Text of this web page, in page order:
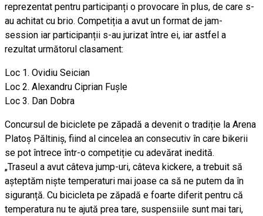
reprezentat pentru participanți o provocare în plus, de care s-
au achitat cu brio. Competiția a avut un format de jam-
session iar participanții s-au jurizat între ei, iar astfel a
rezultat următorul clasament:
Loc 1. Ovidiu Seician
Loc 2. Alexandru Ciprian Fușle
Loc 3. Dan Dobra
Concursul de biciclete pe zăpadă a devenit o tradiție la Arena
Platoș Păltiniș, fiind al cincelea an consecutiv în care bikerii
se pot întrece într-o competiție cu adevărat inedită.
„Traseul a avut câteva jump-uri, câteva kickere, a trebuit să
așteptăm niște temperaturi mai joase ca să ne putem da în
siguranță. Cu bicicleta pe zăpadă e foarte diferit pentru că
temperatura nu te ajută prea tare, suspensiile sunt mai tari,